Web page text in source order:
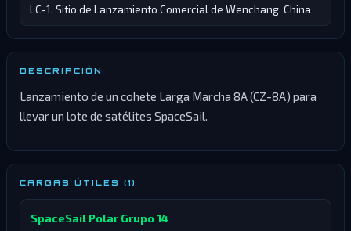
LC-1, Sitio de Lanzamiento Comercial de Wenchang, China
DESCRIPCIÓN
Lanzamiento de un cohete Larga Marcha 8A (CZ-8A) para
llevar un lote de satélites SpaceSail.
CARGAS ÚTILES (1)
SpaceSail Polar Grupo 14